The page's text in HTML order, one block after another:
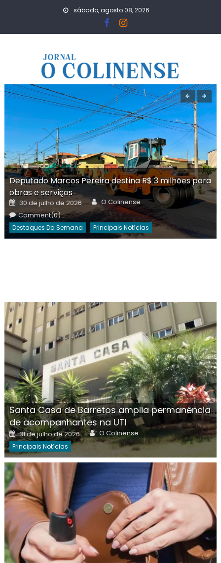
sábado, agosto 08, 2026
Deputado Marcos Pereira destina R$ 3 milhões para
obras e serviços
Posted
on
30 de julho de 2026 Author
O Colinense
Comment(0)
Destaques Da Semana Principais Notícias
Santa Casa de Barretos amplia permanência
de acompanhantes na UTI
Posted
on
31 de julho de 2026 Author
O Colinense
Principais Notícias